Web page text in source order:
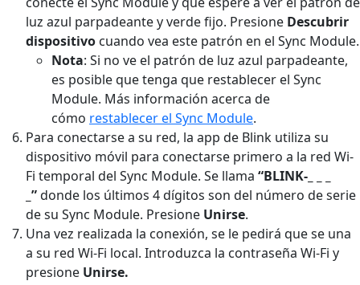
luz azul parpadeante y verde fijo. Presione Descubrir
dispositivo cuando vea este patrón en el Sync Module.
Nota: Si no ve el patrón de luz azul parpadeante,
es posible que tenga que restablecer el Sync
Module. Más información acerca de
cómo restablecer el Sync Module.
Para conectarse a su red, la app de Blink utiliza su
dispositivo móvil para conectarse primero a la red Wi-
Fi temporal del Sync Module. Se llama “BLINK-_ _ _
_”donde los últimos 4 dígitos son del número de serie
de su Sync Module. Presione Unirse.
Una vez realizada la conexión, se le pedirá que se una
a su red Wi-Fi local. Introduzca la contraseña Wi-Fi y
presione Unirse.